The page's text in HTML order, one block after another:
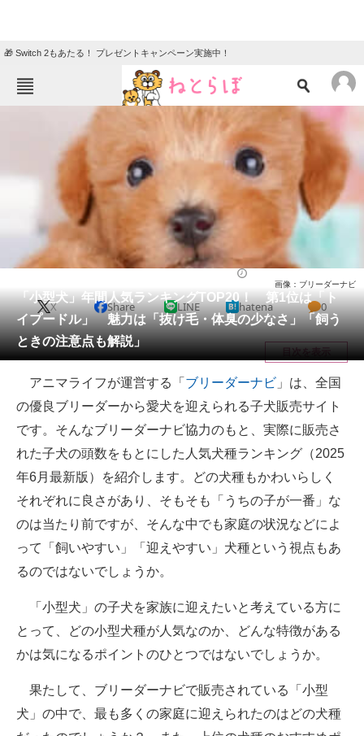
🎁 Switch 2もあたる！ プレゼントキャンペーン実施中！
ねとらぼメニュー
ニュース
クイズ
地域
教育・育児
動物 リサーチ
会員記事
メディア
注目記事を集めた総合ページ
ITの今と未来を見通す
スマホと通信の最新トレンド
進化するPCとデバイスの未来
好きが集まる 比べて選べる
ビジネスと働き方のヒント
AI活用のいまが分かる
企業ITのトレンドを詳説
ITエンジニア向け専門サイト
「小型犬」年間人気ランキングTOP20！ 第1位は「ト
イプードル」 魅力は「抜け毛・体臭の少なさ」「飼う
ときの注意点も解説」
画像：ブリーダーナビ
X Share LINE hatena 0
目次を表示
アニマライフが運営する「 ブリーダーナビ 」は、全国
の優良ブリーダーから愛犬を迎えられる子犬販売サイト
です。そんなブリーダーナビ協力のもと、実際に販売さ
れた子犬の頭数をもとにした人気犬種ランキング（2025
年6月最新版）を紹介します。どの犬種もかわいらしく
それぞれに良さがあり、そもそも「うちの子が一番」な
のは当たり前ですが、そんな中でも家庭の状況などによ
って「飼いやすい」「迎えやすい」犬種という視点もあ
るのではないでしょうか。
「小型犬」の子犬を家族に迎えたいと考えている方に
とって、どの小型犬種が人気なのか、どんな特徴がある
かは気になるポイントのひとつではないでしょうか。
果たして、ブリーダーナビで販売されている「小型
犬」の中で、最も多くの家庭に迎えられたのはどの犬種